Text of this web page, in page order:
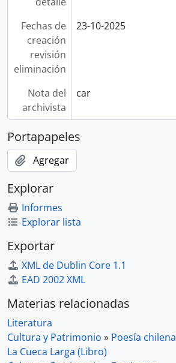
Fechas de
creación
revisión
eliminación
23-10-2025
Nota del
archivista
car
Portapapeles
Agregar
Explorar
Informes
Explorar lista
Exportar
XML de Dublin Core 1.1
EAD 2002 XML
Materias relacionadas
Literatura
Cultura y Patrimonio » Poesía chilena
La Cueca Larga (Libro)